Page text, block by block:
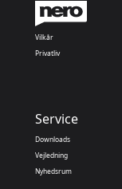
Vilkår
Privatliv
Service
Downloads
Vejledning
Nyhedsrum